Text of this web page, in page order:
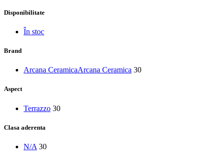
Disponibilitate
În stoc
Brand
Arcana CeramicaArcana Ceramica 30
Aspect
Terrazzo 30
Clasa aderenta
N/A 30